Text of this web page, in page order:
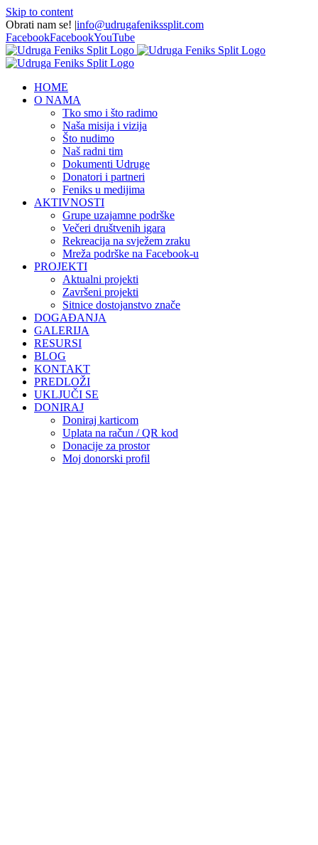
Skip to content
Obrati nam se! |info@udrugafenikssplit.com
FacebookFacebookYouTube
HOME
O NAMA
Tko smo i što radimo
Naša misija i vizija
Što nudimo
Naš radni tim
Dokumenti Udruge
Donatori i partneri
Feniks u medijima
AKTIVNOSTI
Grupe uzajamne podrške
Večeri društvenih igara
Rekreacija na svježem zraku
Mreža podrške na Facebook-u
PROJEKTI
Aktualni projekti
Završeni projekti
Sitnice dostojanstvo znače
DOGAĐANJA
GALERIJA
RESURSI
BLOG
KONTAKT
PREDLOŽI
UKLJUČI SE
DONIRAJ
Doniraj karticom
Uplata na račun / QR kod
Donacije za prostor
Moj donorski profil